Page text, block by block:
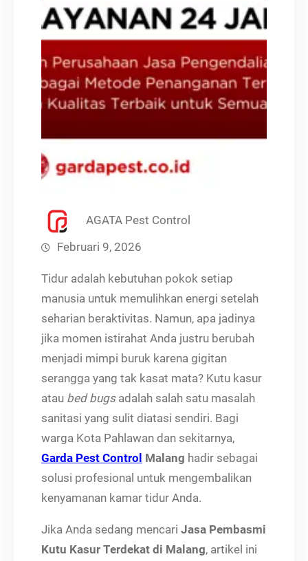
AGATA Pest Control
Februari 9, 2026
Tidur adalah kebutuhan pokok setiap
manusia untuk memulihkan energi setelah
seharian beraktivitas. Namun, apa jadinya
jika momen istirahat Anda justru berubah
menjadi mimpi buruk karena gigitan
serangga yang tak kasat mata? Kutu kasur
atau bed bugsadalah salah satu masalah
sanitasi yang sulit diatasi sendiri. Bagi
warga Kota Pahlawan dan sekitarnya,
Garda Pest Control Malang hadir sebagai
solusi profesional untuk mengembalikan
kenyamanan kamar tidur Anda.
Jika Anda sedang mencari Jasa Pembasmi
Kutu Kasur Terdekat di Malang, artikel ini